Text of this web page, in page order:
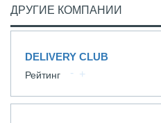
ДРУГИЕ КОМПАНИИ
DELIVERY CLUB
Рейтинг